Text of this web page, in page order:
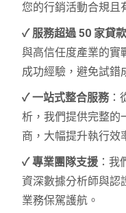
您的行銷活動合規且
✓ 服務超過 50 家貸
與高信任度產業的實
成功經驗，避免試錯
✓ 一站式整合服務
析，我們提供完整的
商，大幅提升執行效
✓ 專業團隊支援 ：
資深數據分析師與認
業務保駕護航。